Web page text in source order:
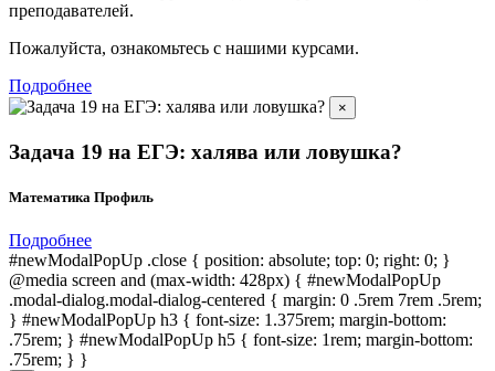
преподавателей.
Пожалуйста, ознакомьтесь с нашими курсами.
Подробнее
×
Задача 19 на ЕГЭ: халява или ловушка?
Математика Профиль
Подробнее
#newModalPopUp .close { position: absolute; top: 0; right: 0; }
@media screen and (max-width: 428px) { #newModalPopUp
.modal-dialog.modal-dialog-centered { margin: 0 .5rem 7rem .5rem;
} #newModalPopUp h3 { font-size: 1.375rem; margin-bottom:
.75rem; } #newModalPopUp h5 { font-size: 1rem; margin-bottom:
.75rem; } }